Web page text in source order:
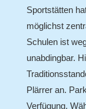
Sportstätten
möglichst
Schulen ist
unabdingbar.
Plärrer an.
Verfügung.